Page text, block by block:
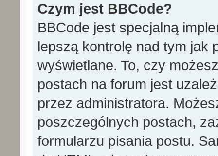
Czym jest BBCode?
BBCode jest specjalną
lepszą kontrolę nad tym jak
wyświetlane. To, czy
postach na forum jest
przez administratora.
poszczególnych postach,
formularzu pisania postu.